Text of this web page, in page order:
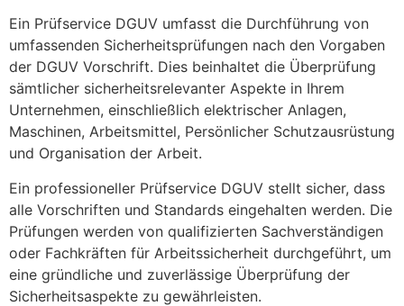
Ein Prüfservice DGUV umfasst die Durchführung von
umfassenden Sicherheitsprüfungen nach den Vorgaben
der DGUV Vorschrift. Dies beinhaltet die Überprüfung
sämtlicher sicherheitsrelevanter Aspekte in Ihrem
Unternehmen, einschließlich elektrischer Anlagen,
Maschinen, Arbeitsmittel, Persönlicher Schutzausrüstung
und Organisation der Arbeit.
Ein professioneller Prüfservice DGUV stellt sicher, dass
alle Vorschriften und Standards eingehalten werden. Die
Prüfungen werden von qualifizierten Sachverständigen
oder Fachkräften für Arbeitssicherheit durchgeführt, um
eine gründliche und zuverlässige Überprüfung der
Sicherheitsaspekte zu gewährleisten.